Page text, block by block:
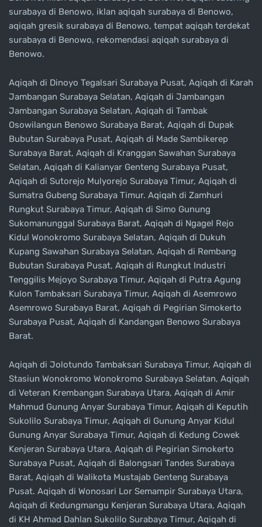
surabaya di Benowo, iklan aqiqah surabaya di Benowo,
aqiqah gresik surabaya di Benowo, tempat aqiqah terdekat
surabaya di Benowo, rekomendasi aqiqah surabaya di
Benowo.
Aqiqah di Dinoyo Tegalsari Surabaya Pusat, Aqiqah di Karah
Jambangan Surabaya Selatan, Aqiqah di Jambangan
Jambangan Surabaya Selatan, Aqiqah di Tambak
Osowilangun Benowo Surabaya Barat, Aqiqah di Dupak
Bubutan Surabaya Pusat, Aqiqah di Made Sambikerep
Surabaya Barat, Aqiqah di Kranggan Sawahan Surabaya
Selatan, Aqiqah di Kalianyar Genteng Surabaya Pusat,
Aqiqah di Sutorejo Mulyorejo Surabaya Timur, Aqiqah di
Sumatra Gubeng Surabaya Timur. Aqiqah di Zamhuri
Rungkut Surabaya Timur, Aqiqah di Simo Gunung
Sukomanunggal Surabaya Barat, Aqiqah di Ngagel Rejo
Kidul Wonokromo Surabaya Selatan, Aqiqah di Dukuh
Kupang Sawahan Surabaya Selatan, Aqiqah di Rembang
Bubutan Surabaya Pusat, Aqiqah di Rungkut Industri
Tenggilis Mejoyo Surabaya Timur, Aqiqah di Putra Agung
Kulon Tambaksari Surabaya Timur, Aqiqah di Asemrowo
Asemrowo Surabaya Barat, Aqiqah di Pegirian Simokerto
Surabaya Pusat, Aqiqah di Kandangan Benowo Surabaya
Barat.
Aqiqah di Jolotundo Tambaksari Surabaya Timur, Aqiqah di
Stasiun Wonokromo Wonokromo Surabaya Selatan, Aqiqah
di Veteran Krembangan Surabaya Utara, Aqiqah di Amir
Mahmud Gunung Anyar Surabaya Timur, Aqiqah di Keputih
Sukolilo Surabaya Timur, Aqiqah di Gunung Anyar Kidul
Gunung Anyar Surabaya Timur, Aqiqah di Kedung Cowek
Kenjeran Surabaya Utara, Aqiqah di Pegirian Simokerto
Surabaya Pusat, Aqiqah di Balongsari Tandes Surabaya
Barat, Aqiqah di Walikota Mustajab Genteng Surabaya
Pusat. Aqiqah di Wonosari Lor Semampir Surabaya Utara,
Aqiqah di Kedungmangu Kenjeran Surabaya Utara, Aqiqah
di KH Ahmad Dahlan Sukolilo Surabaya Timur, Aqiqah di